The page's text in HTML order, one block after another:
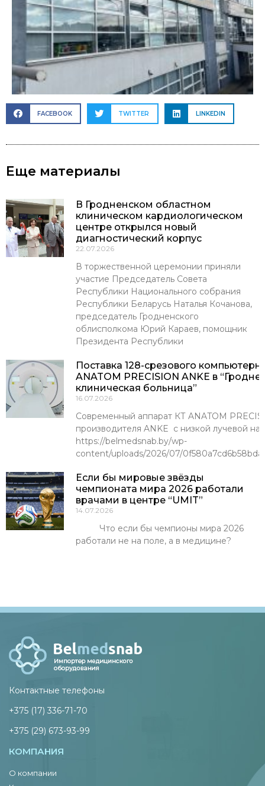
FACEBOOK TWITTER LINKEDIN
Еще материалы
В Гродненском областном
клиническом кардиологическом
центре открылся новый
диагностический корпус
22.07.2026
В торжественной церемонии приняли
участие Председатель Совета
Республики Национального собрания
Республики Беларусь Наталья Кочанова,
председатель Гродненского
облисполкома Юрий Караев, помощник
Президента Республики
Поставка 128-срезового
ANATOM PRECISION ANKE в
клиническая больница”
16.07.2026
Современный аппарат КТ ANATOM
производителя ANKE с низкой лучевой
https://belmedsnab.by/wp-
content/uploads/2026/07/
Если бы мировые звёзды
чемпионата мира 2026 работали
врачами в центре “UMIT”
14.07.2026
Что если бы чемпионы мира 2026
работали не на поле, а в медицине?
Контактные телефоны
+375 (17) 336-71-70
+375 (29) 673-93-99
КОМПАНИЯ
О компании